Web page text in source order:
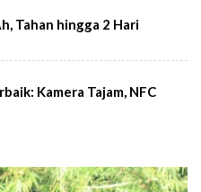
Tahan hingga 2 Hari
Kamera Tajam, NFC